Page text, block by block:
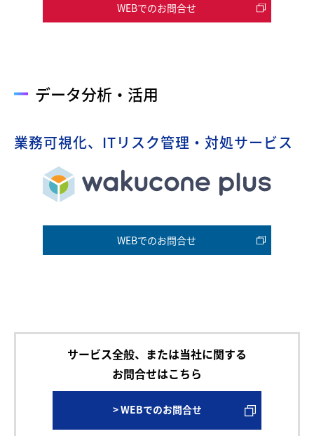
WEBでのお問合せ
データ分析・活用
業務可視化、ITリスク管理・対処サービス
WEBでのお問合せ
サービス全般、または当社に関する
お問合せはこちら
> WEBでのお問合せ